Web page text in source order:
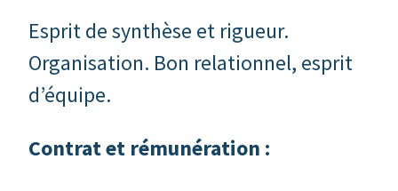
Esprit de synthèse et rigueur.
Organisation. Bon relationnel, esprit
d’équipe.
Contrat et rémunération :